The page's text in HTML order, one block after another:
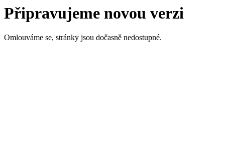
Připravujeme novou verzi
Omlouváme se, stránky jsou dočasně nedostupné.